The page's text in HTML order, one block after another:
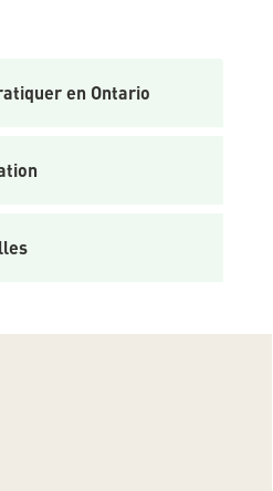
en Ontario